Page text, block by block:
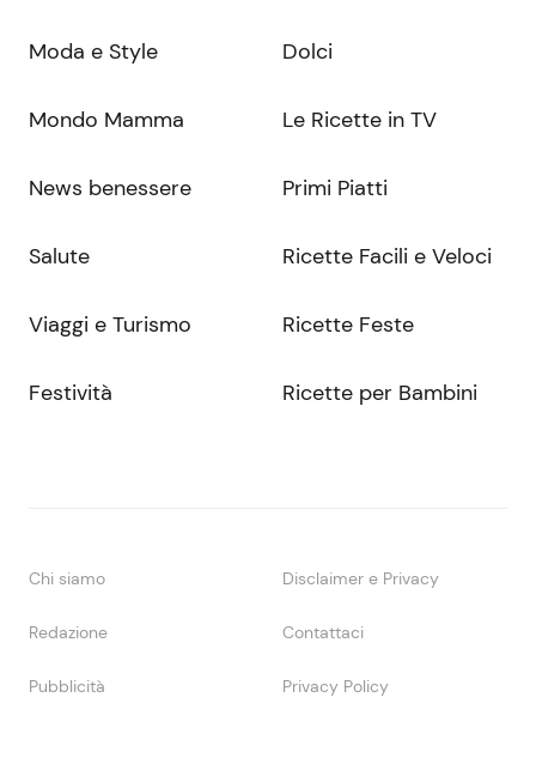
Moda e Style
Mondo Mamma
News benessere
Salute
Viaggi e Turismo
Festività
Dolci
Le Ricette in TV
Primi Piatti
Ricette Facili e Veloci
Ricette Feste
Ricette per Bambini
Chi siamo Disclaimer e Privacy
Redazione Contattaci
Pubblicità Privacy Policy